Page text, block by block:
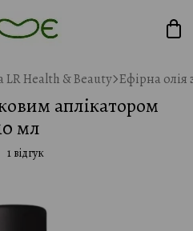
LR Health & Beauty Ефірна олія
аплікатором
мл
1 відгук